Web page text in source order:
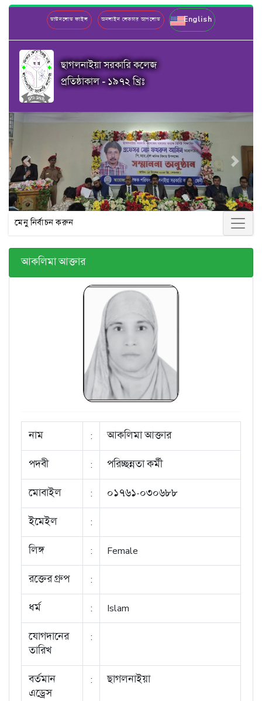
ডাউনলোড ফাইল অনলাইন লেকচার আপলোড English
ছাগলনাইয়া সরকারি কলেজ
প্রতিষ্ঠাকাল - ১৯৭২ খ্রিঃ
Previous Next
মেনু নির্বাচন করুন
আকলিমা আক্তার
নাম : আকলিমা আক্তার
পদবী : পরিচ্ছন্নতা কর্মী
মোবাইল : ০১৭৬১-০৩০৬৮৮
ইমেইল :
লিঙ্গ : Female
রক্তের গ্রুপ :
ধর্ম : Islam
যোগদানের
তারিখ
:
বর্তমান
এড্রেস
: ছাগলনাইয়া